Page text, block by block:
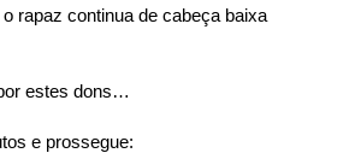
rapaz continua de cabeça baixa
estes dons…
e prossegue: